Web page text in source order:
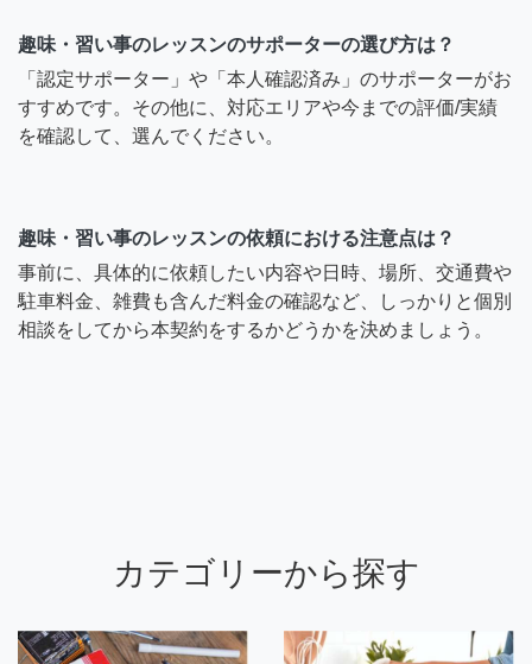
趣味・習い事のレッスンのサポーターの選び方は？
「認定サポーター」や「本人確認済み」のサポーターがお
すすめです。その他に、対応エリアや今までの評価/実績
を確認して、選んでください。
趣味・習い事のレッスンの依頼における注意点は？
事前に、具体的に依頼したい内容や日時、場所、交通費や
駐車料金、雑費も含んだ料金の確認など、しっかりと個別
相談をしてから本契約をするかどうかを決めましょう。
カテゴリーから探す